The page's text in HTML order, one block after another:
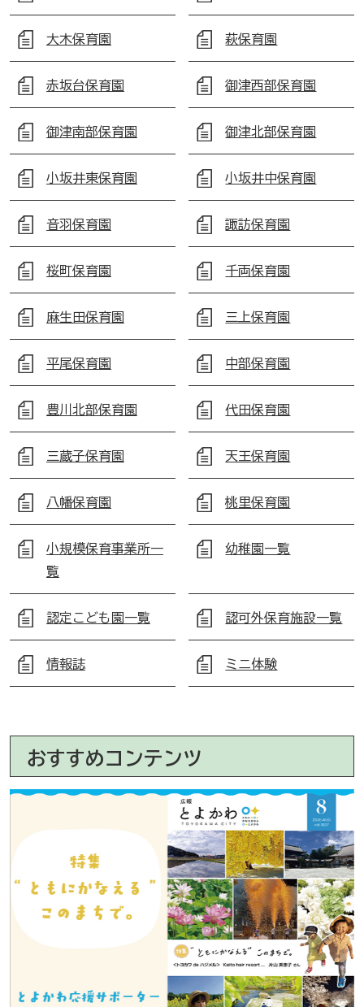
大木保育園 萩保育園
赤坂台保育園 御津西部保育園
御津南部保育園 御津北部保育園
小坂井東保育園 小坂井中保育園
音羽保育園 諏訪保育園
桜町保育園 千両保育園
麻生田保育園 三上保育園
平尾保育園 中部保育園
豊川北部保育園 代田保育園
三蔵子保育園 天王保育園
八幡保育園 桃里保育園
小規模保育事業所一
覧
幼稚園一覧
認定こども園一覧 認可外保育施設一覧
情報誌 ミニ体験
おすすめコンテンツ